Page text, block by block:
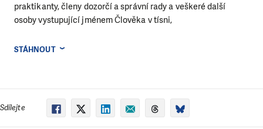
praktikanty, členy dozorčí a správní rady a veškeré další
osoby vystupující jménem Člověka v tísni,
STÁHNOUT
Sdílejte